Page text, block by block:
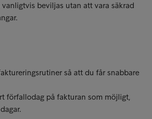
beviljas utan att vara säkrad
så att du får snabbare
förfallodag på fakturan som möjligt,